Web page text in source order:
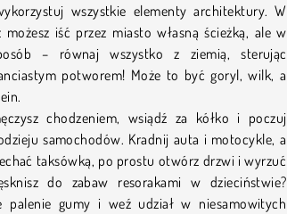
wszystkie elementy architektury. W
możesz iść przez miasto własną ścieżką, ale w
– równaj wszystko z ziemią, sterując
potworem! Może to być goryl, wilk, a
chodzeniem, wsiądź za kółko i poczuj
samochodów. Kradnij auta i motocykle, a
taksówką, po prostu otwórz drzwi i wyrzuć
do zabaw resorakami w dzieciństwie?
palenie gumy i weź udział w niesamowitych